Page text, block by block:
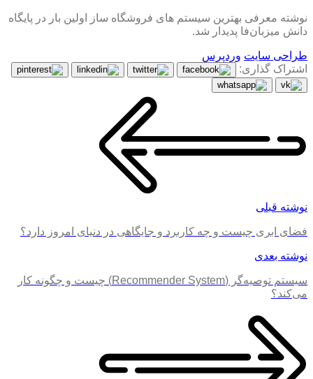
نوشته معرفی بهترین سیستم های فروشگاه ساز اولین بار در پایگاه
دانش میزبان‌فا پدیدار شد.
طراحی سایت وردپرس
اشتراک گذاری:
نوشته قبلی
فضای ابری چیست و چه کاربرد و جایگاهی در دنیای امروز دارد؟
نوشته بعدی
سیستم توصیه‌گر (Recommender System) چیست و چگونه کار
می‌کند؟